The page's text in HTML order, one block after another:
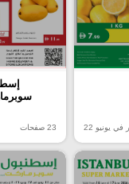
يونيو 22 23 صفحات